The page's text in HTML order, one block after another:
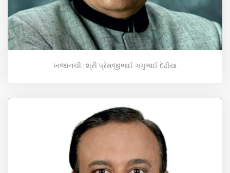
ખજાનચી : શ્રી પ્રેમજીભાઈ ગગુભાઈ દેઢીયા